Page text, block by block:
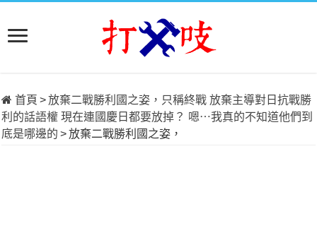
首頁 >放棄二戰勝利國之姿，只稱終戰 放棄主導對日抗戰勝
利的話語權 現在連國慶日都要放掉？ 嗯⋯我真的不知道他們到
底是哪邊的 >放棄二戰勝利國之姿，